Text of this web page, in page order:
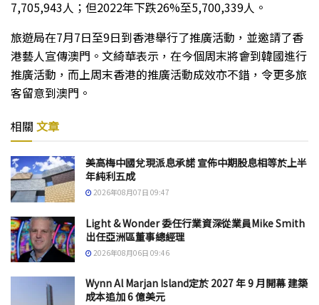
7,705,943人；但2022年下跌26%至5,700,339人。
旅遊局在7月7日至9日到香港舉行了推廣活動，並邀請了香
港藝人宣傳澳門。文綺華表示，在今個周末將會到韓國進行
推廣活動，而上周末香港的推廣活動成效亦不錯，令更多旅
客留意到澳門。
相關 文章
美高梅中國兌現派息承諾 宣佈中期股息相等於上半
年純利五成
2026年08月07日 09:47
Light & Wonder 委任行業資深從業員Mike Smith
出任亞洲區董事總經理
2026年08月06日 09:46
Wynn Al Marjan Island定於 2027 年 9 月開幕 建築
成本追加 6 億美元